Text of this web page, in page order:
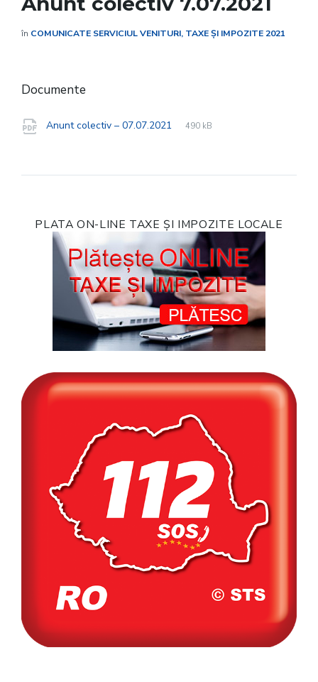
în COMUNICATE SERVICIUL VENITURI, TAXE ȘI IMPOZITE 2021
Documente
Anunt colectiv – 07.07.2021
File
pdf
File
490 kB
PLATA ON-LINE TAXE ȘI IMPOZITE LOCALE